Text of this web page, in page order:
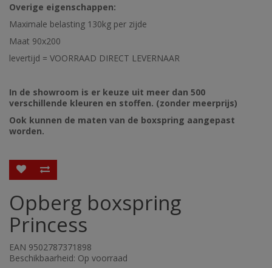
Overige eigenschappen:
Maximale belasting 130kg per zijde
Maat 90x200
levertijd = VOORRAAD DIRECT LEVERNAAR
In de showroom is er keuze uit meer dan 500
verschillende kleuren en stoffen. (zonder meerprijs)
Ook kunnen de maten van de boxspring aangepast
worden.
Opberg boxspring
Princess
EAN 9502787371898
Beschikbaarheid: Op voorraad